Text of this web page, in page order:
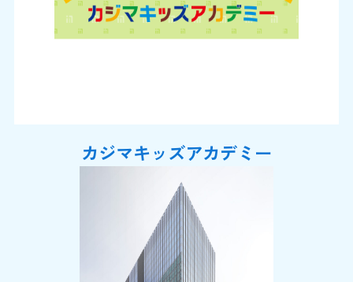
カジマキッズアカデミー